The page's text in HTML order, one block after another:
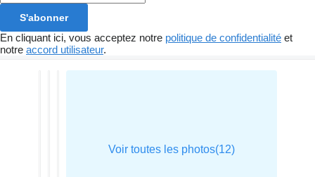
S'abonner
En cliquant ici, vous acceptez notre politique de confidentialité et
notre accord utilisateur.